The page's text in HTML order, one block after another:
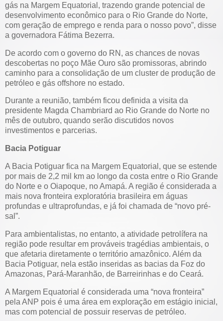
gás na Margem Equatorial, trazendo grande potencial de
desenvolvimento econômico para o Rio Grande do Norte,
com geração de emprego e renda para o nosso povo”, disse
a governadora Fátima Bezerra.
De acordo com o governo do RN, as chances de novas
descobertas no poço Mãe Ouro são promissoras, abrindo
caminho para a consolidação de um cluster de produção de
petróleo e gás offshore no estado.
Durante a reunião, também ficou definida a visita da
presidente Magda Chambriard ao Rio Grande do Norte no
mês de outubro, quando serão discutidos novos
investimentos e parcerias.
Bacia Potiguar
A Bacia Potiguar fica na Margem Equatorial, que se estende
por mais de 2,2 mil km ao longo da costa entre o Rio Grande
do Norte e o Oiapoque, no Amapá. A região é considerada a
mais nova fronteira exploratória brasileira em águas
profundas e ultraprofundas, e já foi chamada de “novo pré-
sal”.
Para ambientalistas, no entanto, a atividade petrolífera na
região pode resultar em prováveis tragédias ambientais, o
que afetaria diretamente o território amazônico. Além da
Bacia Potiguar, nela estão inseridas as bacias da Foz do
Amazonas, Pará-Maranhão, de Barreirinhas e do Ceará.
A Margem Equatorial é considerada uma “nova fronteira”
pela ANP pois é uma área em exploração em estágio inicial,
mas com potencial de possuir reservas de petróleo.